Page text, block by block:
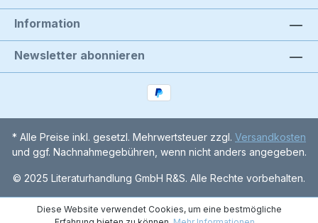
Information
Newsletter abonnieren
* Alle Preise inkl. gesetzl. Mehrwertsteuer zzgl. Versandkosten
und ggf. Nachnahmegebühren, wenn nicht anders angegeben.
© 2025 Literaturhandlung GmbH R&S. Alle Rechte vorbehalten.
Diese Website verwendet Cookies, um eine bestmögliche